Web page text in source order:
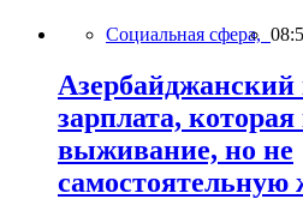
Социальная сфера,
зарплата,
выживание, но не
самостоятельную